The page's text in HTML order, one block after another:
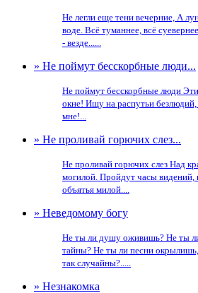
Не легли еще тени вечерние, А
воде. Всё туманнее, всё
- везде......
» Не поймут бесскорбные люди...
Не поймут бесскорбные люди
окне! Ищу на распутьи
мне!...
» Не проливай горючих слез...
Не проливай горючих слез Над
могилой. Пройдут часы видений,
объятья милой....
» Неведомому богу
Не ты ли душу оживишь? Не ты
тайны? Не ты ли песни
так случайны?.....
» Незнакомка